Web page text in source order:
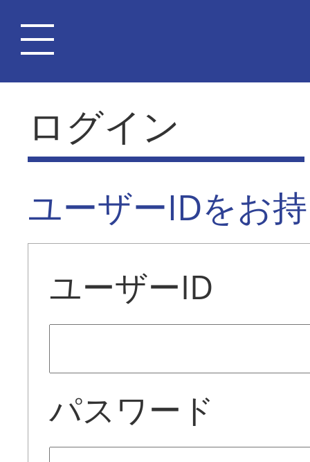
ログイン
ユーザーIDをお
ユーザーID
パスワード